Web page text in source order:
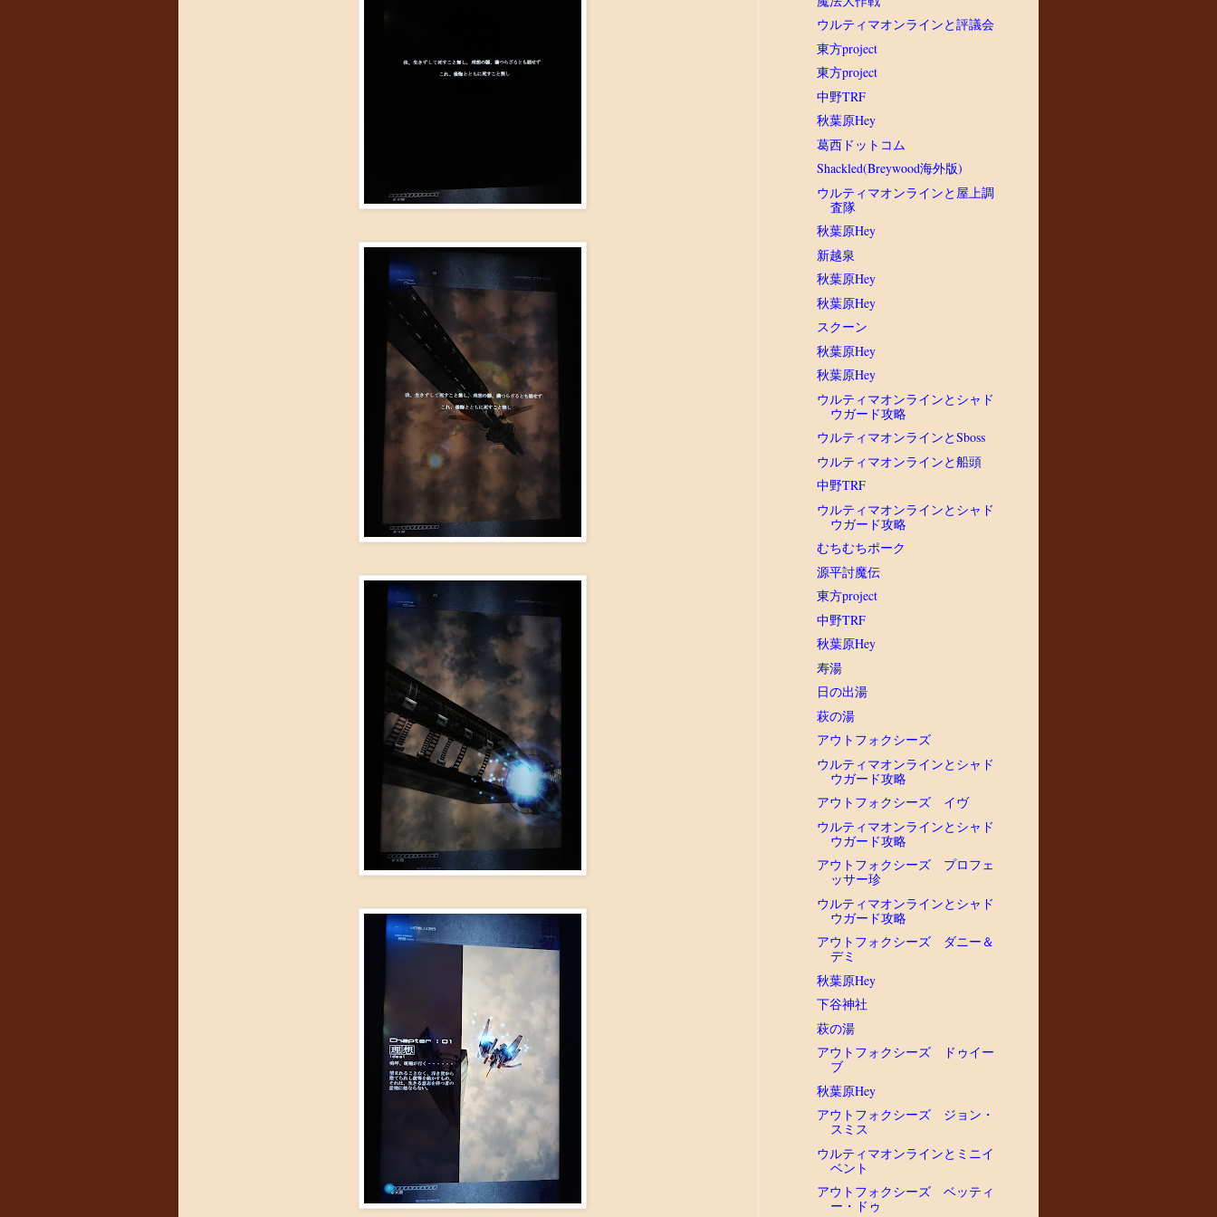
ウルティマオンラインと評議会
東方project
東方project
中野TRF
秋葉原Hey
葛西ドットコム
Shackled(Breywood海外版)
ウルティマオンラインと屋上調
査隊
秋葉原Hey
新越泉
秋葉原Hey
秋葉原Hey
スクーン
秋葉原Hey
秋葉原Hey
ウルティマオンラインとシャド
ウガード攻略
ウルティマオンラインとSboss
ウルティマオンラインと船頭
中野TRF
ウルティマオンラインとシャド
ウガード攻略
むちむちポーク
源平討魔伝
東方project
中野TRF
秋葉原Hey
寿湯
日の出湯
萩の湯
アウトフォクシーズ
ウルティマオンラインとシャド
ウガード攻略
アウトフォクシーズ イヴ
ウルティマオンラインとシャド
ウガード攻略
アウトフォクシーズ プロフェ
ッサー珍
ウルティマオンラインとシャド
ウガード攻略
アウトフォクシーズ ダニー＆
デミ
秋葉原Hey
下谷神社
萩の湯
アウトフォクシーズ ドゥイー
ブ
秋葉原Hey
アウトフォクシーズ ジョン・
スミス
ウルティマオンラインとミニイ
ベント
アウトフォクシーズ ベッティ
ー・ドゥ